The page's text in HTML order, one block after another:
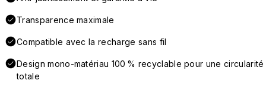
Transparence maximale
Compatible avec la recharge sans fil
Design mono-matériau 100 % recyclable pour une circularité
totale